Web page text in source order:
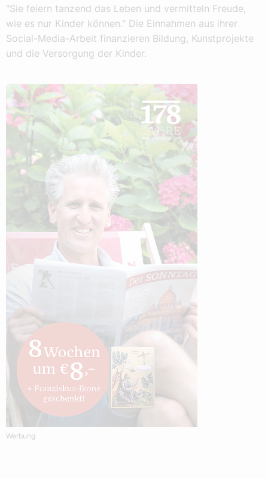
"Sie feiern tanzend das Leben und vermitteln Freude,
wie es nur Kinder können." Die Einnahmen aus ihrer
Social-Media-Arbeit finanzieren Bildung, Kunstprojekte
und die Versorgung der Kinder.
Werbung